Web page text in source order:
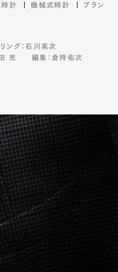
時計 機械式時計
ブラン
リング：石川英次
充 編集：倉持佑次